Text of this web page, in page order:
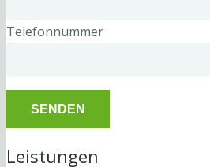
Telefonnummer
Leistungen